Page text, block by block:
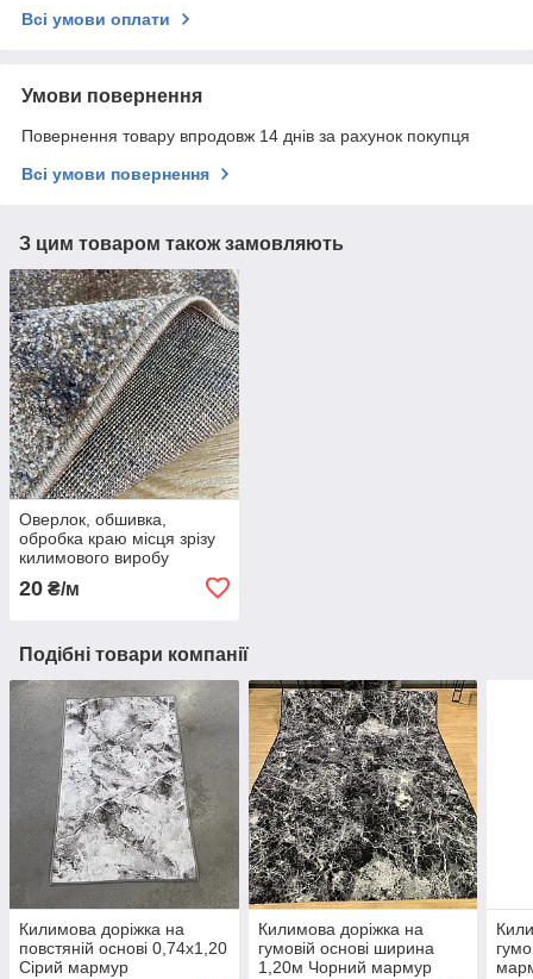
Всі умови оплати
Умови повернення
Повернення товару впродовж 14 днів за рахунок покупця
Всі умови повернення
З цим товаром також замовляють
Оверлок, обшивка,
обробка краю місця зрізу
килимового виробу
20 ₴/м
Подібні товари компанії
Килимова доріжка на
повстяній основі 0,74х1,20
Сірий мармур
Килимова доріжка на
гумовій основі ширина
1,20м Чорний мармур